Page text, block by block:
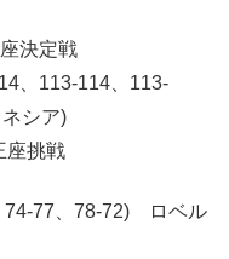
決定戦
、113-114、113-
シア)
座挑戦
74-77、78-72) ロベル